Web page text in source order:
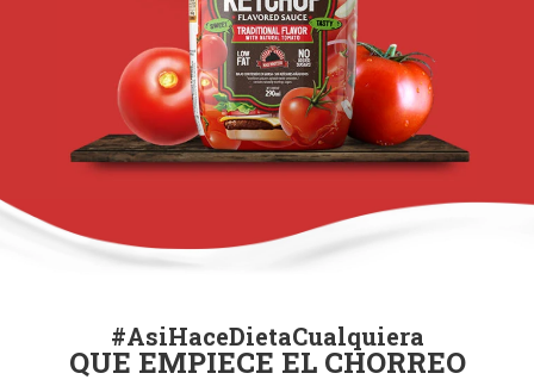
#AsiHaceDietaCualquiera
QUE EMPIECE EL CHORREO